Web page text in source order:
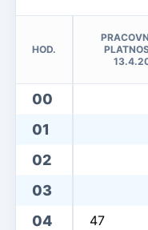
HOD.
00
01
02
03
04
47